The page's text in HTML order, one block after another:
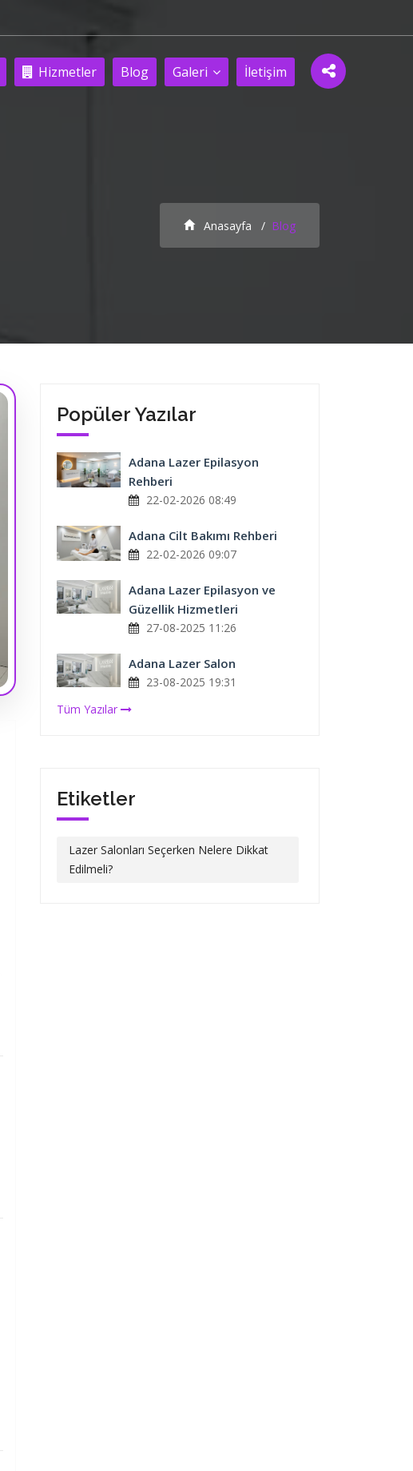
Hizmetler Blog Galeri İletişim
Anasayfa Blog
Popüler Yazılar
Adana Lazer Epilasyon
Rehberi
22-02-2026 08:49
Adana Cilt Bakımı Rehberi
22-02-2026 09:07
Adana Lazer Epilasyon ve
Güzellik Hizmetleri
27-08-2025 11:26
Adana Lazer Salon
23-08-2025 19:31
Tüm Yazılar
Etiketler
Lazer Salonları Seçerken Nelere Dikkat
Edilmeli?